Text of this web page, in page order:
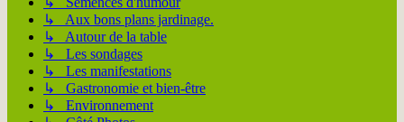
↳ Aux bons plans jardinage.
↳ Autour de la table
↳ Les sondages
↳ Les manifestations
↳ Gastronomie et bien-être
↳ Environnement